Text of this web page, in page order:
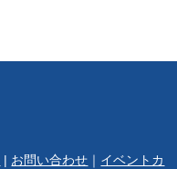
お問い合わせ
イベントカ